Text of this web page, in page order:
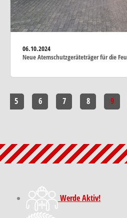
06.10.2024
Neue Atemschutzgeräteträger für die
5 6 7 8 9
Werde Aktiv!